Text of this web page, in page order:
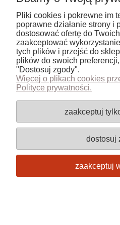
pokaż pełną
Sklep
Pliki cookies i pokrewne im
poprawne działanie strony i
dostosować ofertę do
zaakceptować
tych plików i przejść do
plików do swoich
"Dostosuj zgody".
Więcej o plikach cookies
Polityce prywatności.
zaakceptuj
dostosuj
zaakceptuj